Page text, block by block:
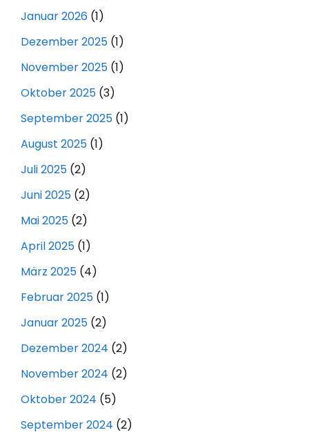
Januar 2026 (1)
Dezember 2025 (1)
November 2025 (1)
Oktober 2025 (3)
September 2025 (1)
August 2025 (1)
Juli 2025 (2)
Juni 2025 (2)
Mai 2025 (2)
April 2025 (1)
März 2025 (4)
Februar 2025 (1)
Januar 2025 (2)
Dezember 2024 (2)
November 2024 (2)
Oktober 2024 (5)
September 2024 (2)